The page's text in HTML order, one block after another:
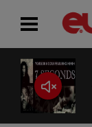
ACASĂ
ȘTIRI